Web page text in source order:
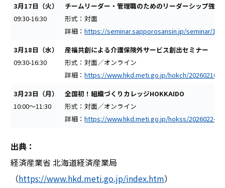
3月17日（火）
09:30-16:30
チームリーダー・管理職のためのリーダーシップ強化
形式：対面
詳細：https://seminar.sapporosansin.jp/seminar/
3月18日（水）
09:30-16:30
産福共創による介護保険外サービス創出セミナー
形式：対面／オンライン
詳細：https://www.hkd.meti.go.jp/hokch/20260210/
3月23日（月）
10:00～11:30
全国初！組織づくりカレッジHOKKAIDO
形式：対面／オンライン
詳細：https://www.hkd.meti.go.jp/hokss/20260224/
出典：
経済産業省 北海道経済産業局
（https://www.hkd.meti.go.jp/index.htm）